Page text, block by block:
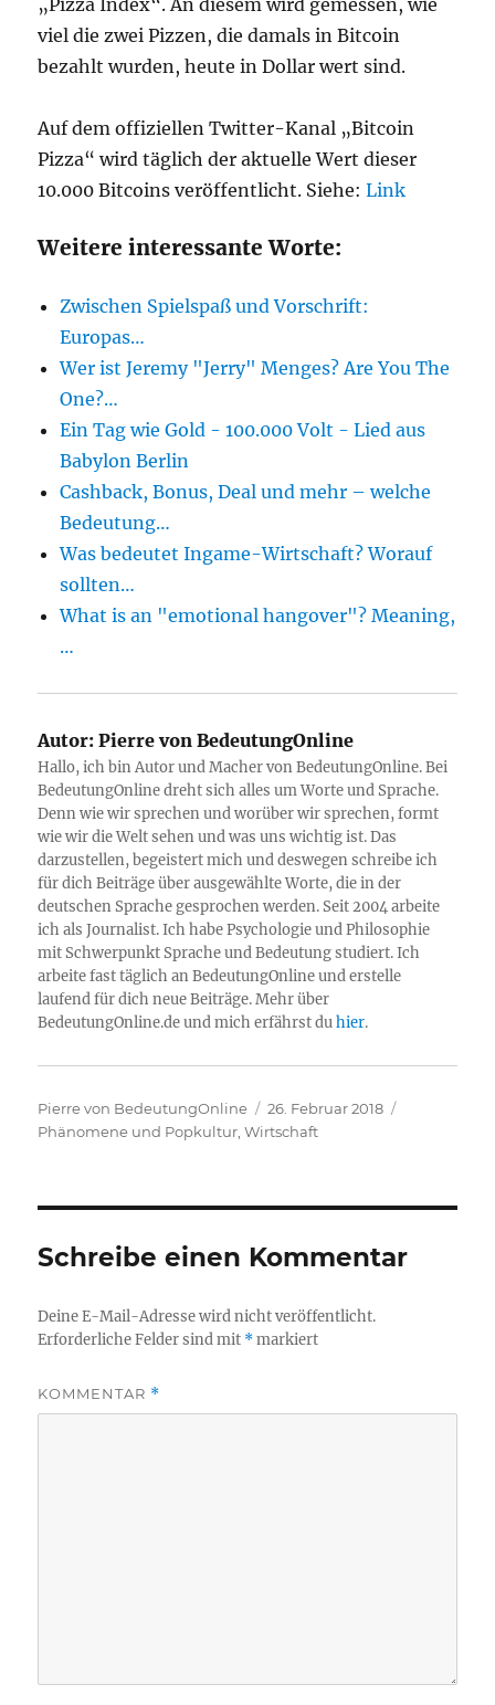
„Pizza Index“. An diesem wird gemessen, wie
viel die zwei Pizzen, die damals in Bitcoin
bezahlt wurden, heute in Dollar wert sind.
Auf dem offiziellen Twitter-Kanal „Bitcoin
Pizza“ wird täglich der aktuelle Wert dieser
10.000 Bitcoins veröffentlicht. Siehe:Link
Weitere interessante Worte:
Zwischen Spielspaß und Vorschrift:
Europas…
Wer ist Jeremy "Jerry" Menges? Are You The
One?…
Ein Tag wie Gold - 100.000 Volt - Lied aus
Babylon Berlin
Cashback, Bonus, Deal und mehr – welche
Bedeutung…
Was bedeutet Ingame-Wirtschaft? Worauf
sollten…
What is an "emotional hangover"? Meaning,
…
Autor: Pierre von BedeutungOnline
Hallo, ich bin Autor und Macher von BedeutungOnline. Bei
BedeutungOnline dreht sich alles um Worte und Sprache.
Denn wie wir sprechen und worüber wir sprechen, formt
wie wir die Welt sehen und was uns wichtig ist. Das
darzustellen, begeistert mich und deswegen schreibe ich
für dich Beiträge über ausgewählte Worte, die in der
deutschen Sprache gesprochen werden. Seit 2004 arbeite
ich als Journalist. Ich habe Psychologie und Philosophie
mit Schwerpunkt Sprache und Bedeutung studiert. Ich
arbeite fast täglich an BedeutungOnline und erstelle
laufend für dich neue Beiträge. Mehr über
BedeutungOnline.de und mich erfährst duhier.
Autor
Pierre von BedeutungOnline
Veröffentlicht
am
26. Februar 2018
Phänomene und Popkultur ,Wirtschaft
Schreibe einen Kommentar
Deine E-Mail-Adresse wird nicht veröffentlicht.
Erforderliche Felder sind mit *markiert
KOMMENTAR *